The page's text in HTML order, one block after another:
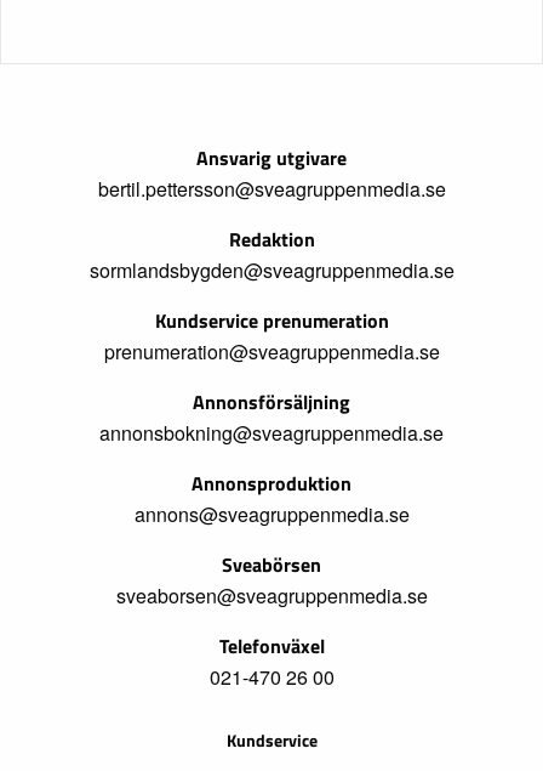
Ansvarig utgivare
bertil.pettersson@sveagruppenmedia.se
Redaktion
sormlandsbygden@sveagruppenmedia.se
Kundservice prenumeration
prenumeration@sveagruppenmedia.se
Annonsförsäljning
annonsbokning@sveagruppenmedia.se
Annonsproduktion
annons@sveagruppenmedia.se
Sveabörsen
sveaborsen@sveagruppenmedia.se
Telefonväxel
021-470 26 00
Kundservice